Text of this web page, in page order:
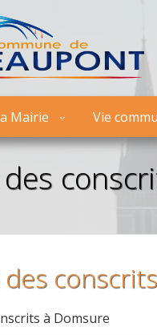
des
conscrits
à Domsure
Mairie Vie